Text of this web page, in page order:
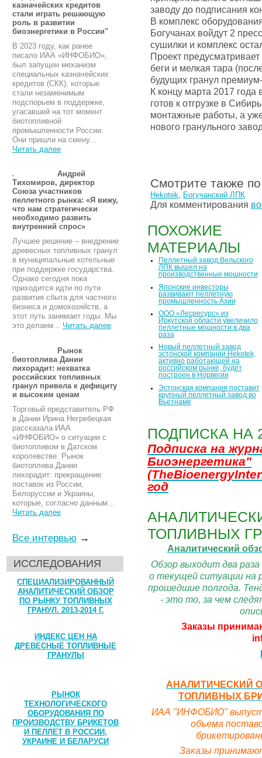
казначейских кредитов
стали играть решающую
роль в развитии
биоэнергетики в России"
В 2023 году, как ранее
писало ИАА «ИНФОБИО»,
был запущен механизм
специальных казначейских
кредитов (СКК), которые
стали незаменимым
подспорьем в поддержке,
угасавшей на тот момент
биотопливной
промышленности России.
Они пришли на смену...
Читать далее
Андрей
Тихомиров, директор
Союза участников
пеллетного рынка: «Я вижу,
что нам стратегически
необходимо развить
внутренний спрос»
Лучшее решение – внедрение
древесных топливных гранул
в муниципальные котельные
при поддержке государства.
Однако сегодня пока
приходится идти по пути
развития сбыта для частного
бизнеса и домохозяйств, а
этот путь занимает годы. Мы
это делаем... Читать далее
Рынок
биотоплива Дании
лихорадит: нехватка
российских топливных
гранул привела к дефициту
и высоким ценам
Торговый представитель РФ
в Дании Ирина Негребецкая
рассказала ИАА
«ИНФОБИО» о ситуации с
биотопливом в Датском
королевстве. Рынок
биотоплива Дании
лихорадит: прекращение
поставок из России,
Белоруссии и Украины,
которые, согласно данным...
Читать далее
Все интервью →
ИССЛЕДОВАНИЯ
СПЕЦИАЛИЗИРОВАННЫЙ
АНАЛИТИЧЕСКИЙ ОБЗОР
ПО РЫНКУ ТОПЛИВНЫХ
ГРАНУЛ. 2013-2014 Г.
ИНДЕКС ЦЕН НА
ДРЕВЕСНЫЕ ТОПЛИВНЫЕ
ГРАНУЛЫ
РЫНОК
ТЕХНОЛОГИЧЕСКОГО
ОБОРУДОВАНИЯ ПО
ПРОИЗВОДСТВУ БРИКЕТОВ
И ПЕЛЛЕТ В РОССИИ,
УКРАИНЕ И БЕЛАРУСИ
заводу до подписания
В комплекс
Богучанах войдут 2
сушилки и комплекс
Проект
беги и мелкая тара
будущих гранул
К концу марта 2017 года
готов к отгрузке в
монтажные работы, а
нового гранульного
Смотрите также
Hekotek Богучанский ЛПК
Для комментирования
ПОХОЖИЕ
МАТЕРИАЛЫ
Пеллетный завод Вельского
ЛПК вышел на
производственные мощности
Японские инвесторы
развивают пеллетную
промышленность Азии
ООО «Лесресурс» из
Иркутской области увеличило
пеллетные мощности в два
раза
Новый пеллетный завод
эстонской компании Hekotek,
активно работающей на
российском рынке, будет
построен в Норвегии
Эстонская компания поставит
крупный пеллетный завод во
Вьетнаме
ПОДПИСКА НА
Подписка на
Биоэнергетика"
год
ТОПЛИВНЫХ
Аналитический
Обзор выходит два
о текущей ситуации на
прошедшие полгода.
- это то, за чем
Заказы
АНАЛИТИЧЕСКИЙ
ТОПЛИВНЫХ
ИАА "ИНФОБИО"
объема
Заказы